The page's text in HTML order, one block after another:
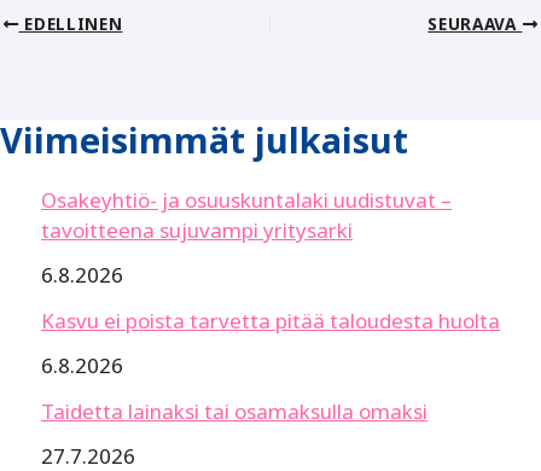
EDELLINEN SEURAAVA
Viimeisimmät julkaisut
Osakeyhtiö- ja osuuskuntalaki uudistuvat –
tavoitteena sujuvampi yritysarki
6.8.2026
Kasvu ei poista tarvetta pitää taloudesta huolta
6.8.2026
Taidetta lainaksi tai osamaksulla omaksi
27.7.2026